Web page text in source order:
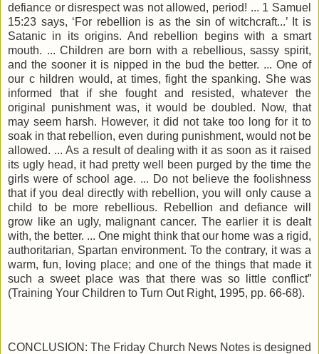
defiance or disrespect was not allowed, period! ... 1 Samuel
15:23 says, ‘For rebellion is as the sin of witchcraft...’ It is
Satanic in its origins. And rebellion begins with a smart
mouth. ... Children are born with a rebellious, sassy spirit,
and the sooner it is nipped in the bud the better. ... One of
our c hildren would, at times, fight the spanking. She was
informed that if she fought and resisted, whatever the
original punishment was, it would be doubled. Now, that
may seem harsh. However, it did not take too long for it to
soak in that rebellion, even during punishment, would not be
allowed. ... As a result of dealing with it as soon as it raised
its ugly head, it had pretty well been purged by the time the
girls were of school age. ... Do not believe the foolishness
that if you deal directly with rebellion, you will only cause a
child to be more rebellious. Rebellion and defiance will
grow like an ugly, malignant cancer. The earlier it is dealt
with, the better. ... One might think that our home was a rigid,
authoritarian, Spartan environment. To the contrary, it was a
warm, fun, loving place; and one of the things that made it
such a sweet place was that there was so little conflict”
(Training Your Children to Turn Out Right, 1995, pp. 66-68).
CONCLUSION: The Friday Church News Notes is designed